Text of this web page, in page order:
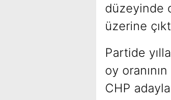
düzeyinde
üzerine
Partide
oy
CHP